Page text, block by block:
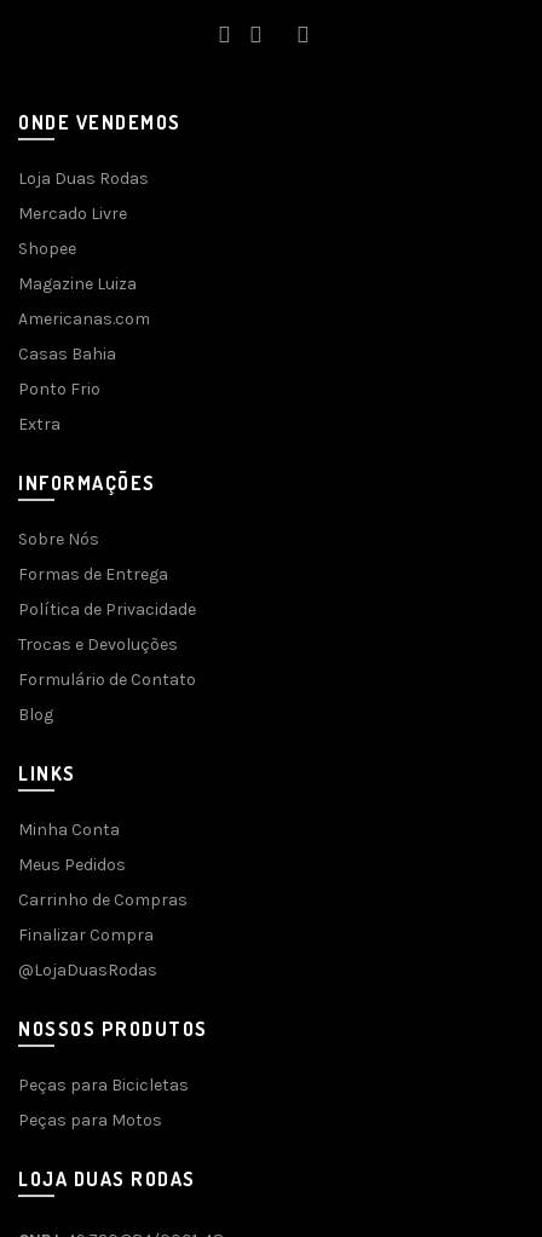
ONDE VENDEMOS
Loja Duas Rodas
Mercado Livre
Shopee
Magazine Luiza
Americanas.com
Casas Bahia
Ponto Frio
Extra
INFORMAÇÕES
Sobre Nós
Formas de Entrega
Política de Privacidade
Trocas e Devoluções
Formulário de Contato
Blog
LINKS
Minha Conta
Meus Pedidos
Carrinho de Compras
Finalizar Compra
@LojaDuasRodas
NOSSOS PRODUTOS
Peças para Bicicletas
Peças para Motos
LOJA DUAS RODAS